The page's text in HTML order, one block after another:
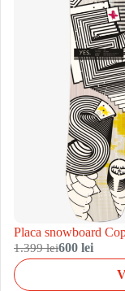
Placa snowboard
1.399 lei600 lei